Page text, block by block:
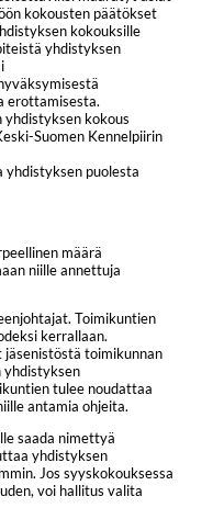
kokousten päätökset
kokouksille
yhdistyksen
erottamisesta.
kokous
Suomen Kennelpiirin
yhdistyksen puolesta
määrä
niille annettuja
Toimikuntien
kerrallaan.
toimikunnan
yhdistyksen
tulee noudattaa
antamia ohjeita.
saada nimettyä
yhdistyksen
Jos syyskokouksessa
voi hallitus valita